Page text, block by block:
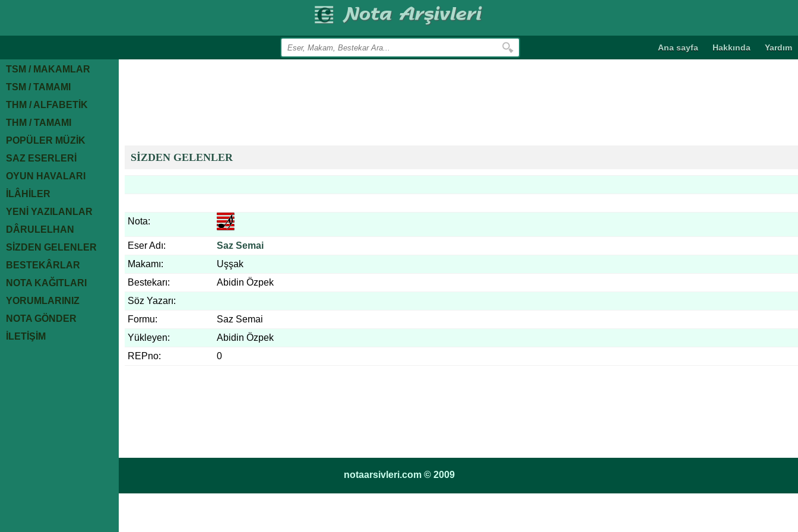
Ana sayfa Hakkında Yardım
TSM / MAKAMLAR
TSM / TAMAMI
THM / ALFABETİK
THM / TAMAMI
POPÜLER MÜZİK
SAZ ESERLERİ
OYUN HAVALARI
İLÂHİLER
YENİ YAZILANLAR
DÂRULELHAN
SİZDEN GELENLER
BESTEKÂRLAR
NOTA KAĞITLARI
YORUMLARINIZ
NOTA GÖNDER
İLETİŞİM
SİZDEN GELENLER
Nota:
Eser Adı:
Saz Semai
Makamı:
Uşşak
Bestekarı:
Abidin Özpek
Söz Yazarı:
Formu:
Saz Semai
Yükleyen:
Abidin Özpek
REPno:
0
notaarsivleri.com © 2009